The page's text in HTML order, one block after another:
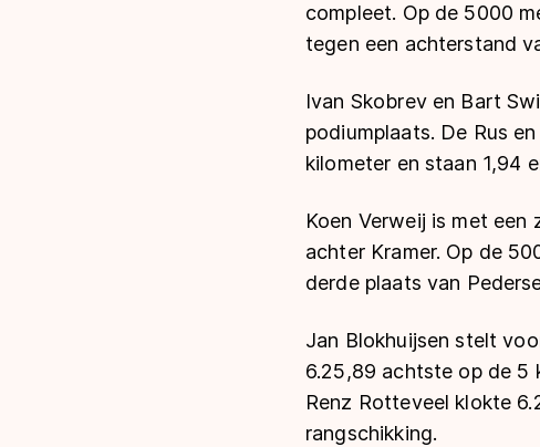
compleet. Op de 5000
tegen een achterstand
Ivan Skobrev en Bart
podiumplaats. De Rus
kilometer en staan 1,94
Koen Verweij is met
achter Kramer. Op de
derde plaats van
Jan Blokhuijsen stelt
6.25,89 achtste op de 5
Renz Rotteveel klokte
rangschikking.